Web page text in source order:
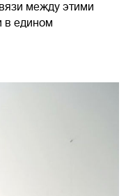
между этими
в едином